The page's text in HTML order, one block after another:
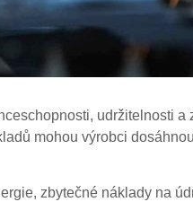
udržitelnosti a
mohou výrobci
zbytečné náklady na